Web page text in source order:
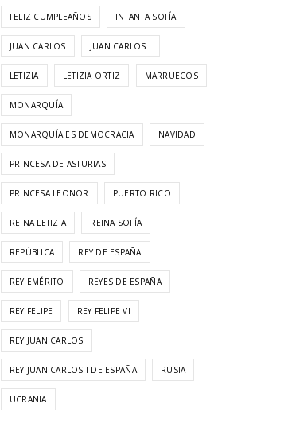
FELIZ CUMPLEAÑOS INFANTA SOFÍA
JUAN CARLOS JUAN CARLOS I
LETIZIA LETIZIA ORTIZ MARRUECOS
MONARQUÍA
MONARQUÍA ES DEMOCRACIA NAVIDAD
PRINCESA DE ASTURIAS
PRINCESA LEONOR PUERTO RICO
REINA LETIZIA REINA SOFÍA
REPÚBLICA REY DE ESPAÑA
REY EMÉRITO REYES DE ESPAÑA
REY FELIPE REY FELIPE VI
REY JUAN CARLOS
REY JUAN CARLOS I DE ESPAÑA RUSIA
UCRANIA